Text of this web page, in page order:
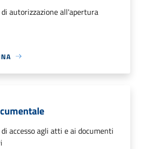
autorizzazione all'apertura
accesso agli atti e ai documenti